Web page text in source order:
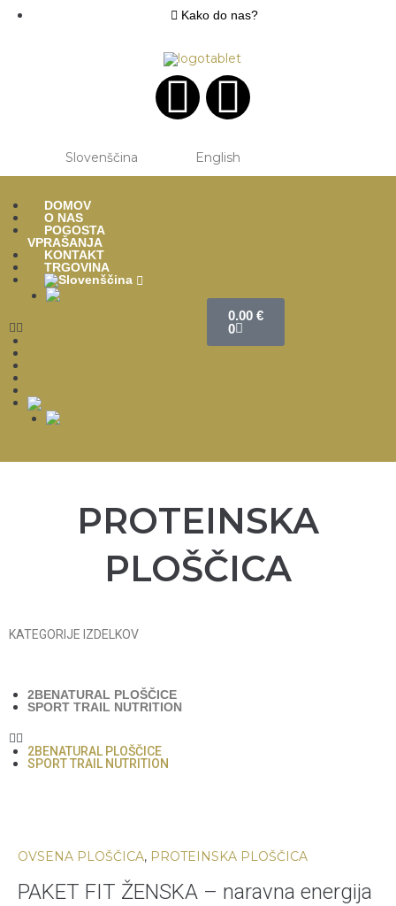
Kako do nas?
Slovenščina English
DOMOV
O NAS
POGOSTA
VPRAŠANJA
KONTAKT
TRGOVINA
0.00 €
0
PROTEINSKA
PLOŠČICA
KATEGORIJE IZDELKOV
2BENATURAL PLOŠČICE
SPORT TRAIL NUTRITION
2BENATURAL PLOŠČICE
SPORT TRAIL NUTRITION
OVSENA PLOŠČICA, PROTEINSKA PLOŠČICA
PAKET FIT ŽENSKA – naravna energija